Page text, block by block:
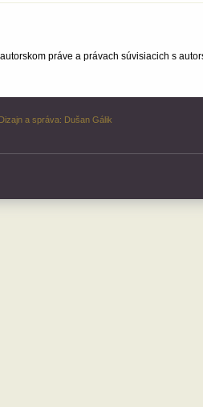
práve a právach súvisiacich s
Dizajn a správa: Dušan Gálik